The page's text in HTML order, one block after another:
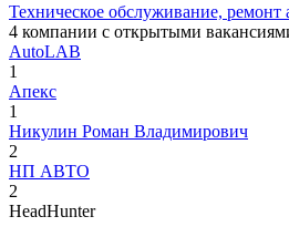
Техническое обслуживание, ремонт
4 компании с открытыми
AutoLAB
1
Апекс
1
Никулин Роман Владимирович
2
НП АВТО
2
HeadHunter